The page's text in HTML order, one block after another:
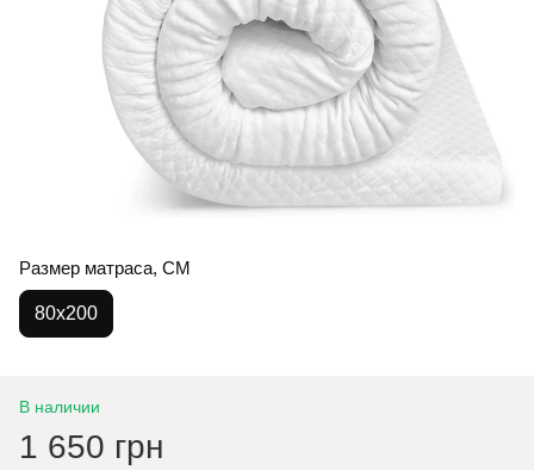
Размер матраса, СМ
80x200
В наличии
1 650 грн